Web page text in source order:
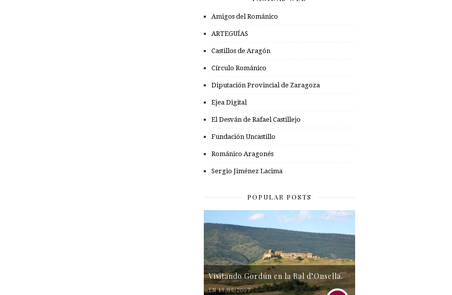
Amigos del Románico
ARTEGUÍAS
Castillos de Aragón
Círculo Románico
Diputación Provincial de Zaragoza
Ejea Digital
El Desván de Rafael Castillejo
Fundación Uncastillo
Románico Aragonés
Sergio Jiménez Lacima
POPULAR POSTS
Visitando Gordún en la Bal d’Onsella.
EN 19/06/2007